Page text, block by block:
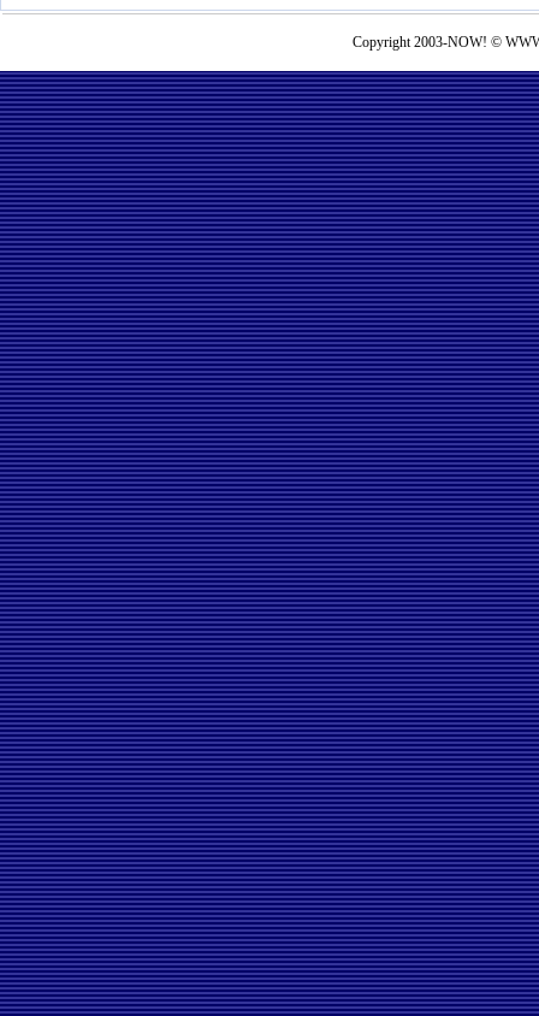
Copyright 2003-NOW! ©